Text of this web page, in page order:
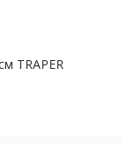
TRAPER